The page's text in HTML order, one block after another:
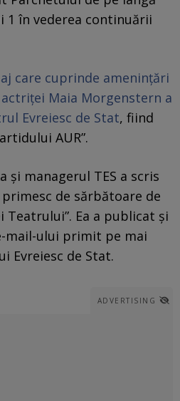
1 în vederea continuării
care cuprinde ameninţări
Maia Morgenstern a
Evreiesc de Stat, fiind
AUR”.
şi managerul TES a scris
primesc de sărbătoare de
Teatrului”. Ea a publicat şi
mail-ului primit pe mai
Evreiesc de Stat.
ADVERTISING